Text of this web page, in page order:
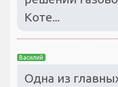
Коте...
Василий
Одна из